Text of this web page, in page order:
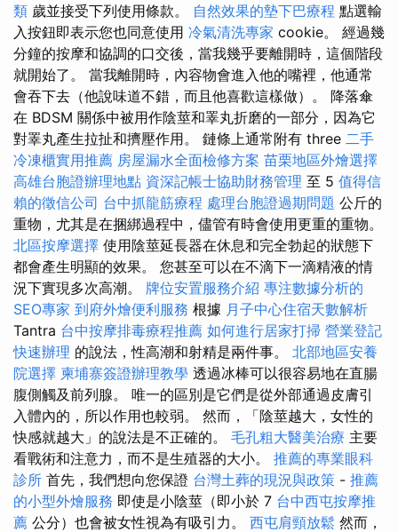
類 歲並接受下列使用條款。 自然效果的墊下巴療程 點選輸
入按鈕即表示您也同意使用 冷氣清洗專家 cookie。 經過幾
分鐘的按摩和協調的口交後，當我幾乎要離開時，這個階段
就開始了。 當我離開時，內容物會進入他的嘴裡，他通常
會吞下去（他說味道不錯，而且他喜歡這樣做）。 降落傘
在 BDSM 關係中被用作陰莖和睪丸折磨的一部分，因為它
對睪丸產生拉扯和擠壓作用。 鏈條上通常附有 three 二手
冷凍櫃實用推薦 房屋漏水全面檢修方案 苗栗地區外燴選擇
高雄台胞證辦理地點 資深記帳士協助財務管理 至 5 值得信
賴的徵信公司 台中抓龍筋療程 處理台胞證過期問題 公斤的
重物，尤其是在捆綁過程中，儘管有時會使用更重的重物。
北區按摩選擇 使用陰莖延長器在休息和完全勃起的狀態下
都會產生明顯的效果。 您甚至可以在不滴下一滴精液的情
況下實現多次高潮。 牌位安置服務介紹 專注數據分析的
SEO專家 到府外燴便利服務 根據 月子中心住宿天數解析
Tantra 台中按摩排毒療程推薦 如何進行居家打掃 營業登記
快速辦理 的說法，性高潮和射精是兩件事。 北部地區安養
院選擇 柬埔寨簽證辦理教學 透過冰棒可以很容易地在直腸
腹側觸及前列腺。 唯一的區別是它們是從外部通過皮膚引
入體內的，所以作用也較弱。 然而，「陰莖越大，女性的
快感就越大」的說法是不正確的。 毛孔粗大醫美治療 主要
看戰術和注意力，而不是生殖器的大小。 推薦的專業眼科
診所 首先，我們想向您保證 台灣土葬的現況與政策 - 推薦
的小型外燴服務 即使是小陰莖（即小於 7 台中西屯按摩推
薦 公分）也會被女性視為有吸引力。 西屯肩頸放鬆 然而，